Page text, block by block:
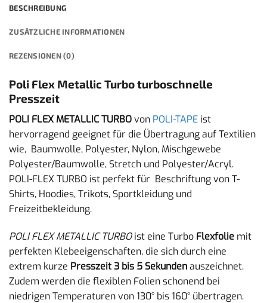
BESCHREIBUNG
ZUSÄTZLICHE INFORMATIONEN
REZENSIONEN (0)
Poli Flex Metallic Turbo turboschnelle
Presszeit
POLI FLEX METALLIC TURBOvon POLI-TAPE ist
hervorragend geeignet für die Übertragung auf Textilien
wie, Baumwolle, Polyester, Nylon, Mischgewebe
Polyester/Baumwolle, Stretch und Polyester/Acryl.
POLI-FLEX TURBO ist perfekt für Beschriftung von T-
Shirts, Hoodies, Trikots, Sportkleidung und
Freizeitbekleidung.
POLI FLEX METALLIC TURBOist eine Turbo Flexfolie mit
perfekten Klebeeigenschaften, die sich durch eine
extrem kurze Presszeit 3 bis 5 Sekundenauszeichnet.
Zudem werden die flexiblen Folien schonend bei
niedrigen Temperaturen von 130° bis 160° übertragen.